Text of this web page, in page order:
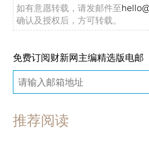
如有意愿转载，请发邮件至
确认及授权后，方可转载。
免费订阅财新网主编精选版电邮
推荐阅读